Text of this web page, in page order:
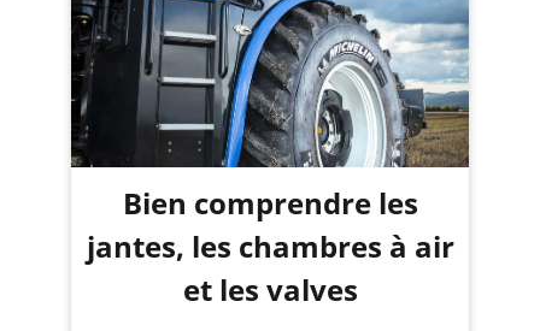
Bien comprendre les
jantes, les chambres à air
et les valves